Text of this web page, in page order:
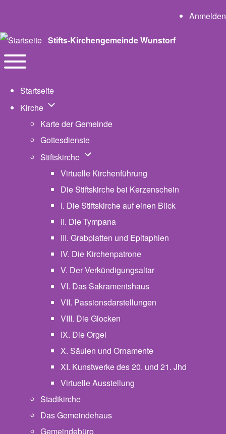
User
Anmelden
Stifts-Kirchengemeinde Wunstorf
Navigation
Startseite
Kirche Unternavigation von Kirche
Karte der Gemeinde
Gottesdienste
Stiftskirche Unternavigation von Stiftskirche
Virtuelle Kirchenführung
Die Stiftskirche bei Kerzenschein
I. Die Stiftskirche auf einen Blick
II. Die Tympana
III. Grabplatten und Epitaphien
IV. Die Kirchenpatrone
V. Der Verkündigungsaltar
VI. Das Sakramentshaus
VII. Passionsdarstellungen
VIII. Die Glocken
IX. Die Orgel
X. Säulen und Ornamente
XI. Kunstwerke des 20. und 21. Jhd
Virtuelle Ausstellung
Stadtkirche
Das Gemeindehaus
Gemeindebüro